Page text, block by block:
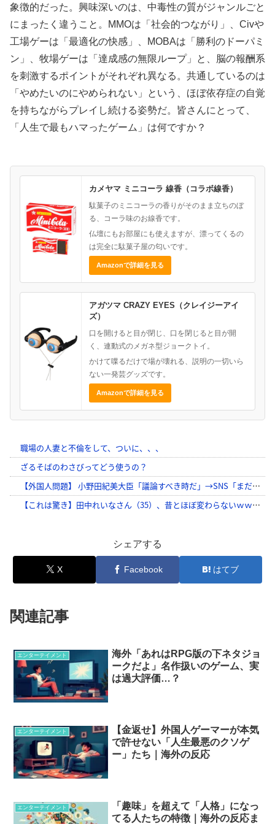
象徴的だった。興味深いのは、中毒性の質がジャンルごと
にまったく違うこと。MMOは「社会的つながり」、Civや
工場ゲーは「最適化の快感」、MOBAは「勝利のドーパミ
ン」、牧場ゲーは「達成感の無限ループ」と、脳の報酬系
を刺激するポイントがそれぞれ異なる。共通しているのは
「やめたいのにやめられない」という、ほぼ依存症の自覚
を持ちながらプレイし続ける姿勢だ。皆さんにとって、
「人生で最もハマったゲーム」は何ですか？
カメヤマ ミニコーラ 線香（コラボ線香）
駄菓子のミニコーラの香りがそのまま立ちのぼ
る、コーラ味のお線香です。
仏壇にもお部屋にも使えますが、漂ってくるの
は完全に駄菓子屋の匂いです。
Amazonで詳細を見る
アガツマ CRAZY EYES（クレイジーアイ
ズ）
口を開けると目が閉じ、口を閉じると目が開
く、連動式のメガネ型ジョークトイ。
かけて喋るだけで場が壊れる、説明の一切いら
ない一発芸グッズです。
Amazonで詳細を見る
シェアする
X Facebook はてブ
関連記事
エンターテイメント
海外「あれはRPG版の下ネタジョ
ークだよ」名作扱いのゲーム、実
は過大評価…？
エンターテイメント
【金返せ】外国人ゲーマーが本気
で許せない「人生最悪のクソゲ
ー」たち｜海外の反応
エンターテイメント
「趣味」を超えて「人格」になっ
てる人たちの特徴｜海外の反応ま